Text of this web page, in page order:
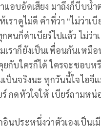
แอบอัดเสียง มาถึงก็บีบน้ำ
เราดูไม่ดี คำที่ว่า "ไม่ว่า
คนก็ด่าเบียร์ไปแล้ว ไม่ว่
เราก็ยังเป็นเพื่อนกันเหมื
ยกับใครก็ได้ ใครจะชอบ
เป็นจริงนะ ทุกวันนี้ใจไอ
ร์ กดหัวใจให้ เบียร์ถามห
นประหนึ่งว่าตัวเองเป็น